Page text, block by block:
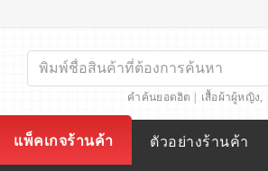
คำค้นยอดฮิต | เสื้อผ้าผู้หญิง,
แพ็คเกจร้านค้า ตัวอย่างร้านค้า